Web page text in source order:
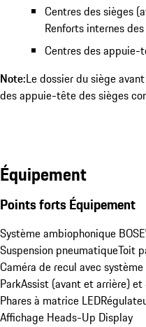
Centres des sièges
Renforts internes
Centres des
Note:Le dossier du siège
des appuie-tête des sièges
Équipement
Points forts Équipement
Système ambiophonique
Suspension pneumatiqueToit
Caméra de recul avec
ParkAssist (avant et arrière)
Phares à matrice LED
Affichage Heads-Up Display